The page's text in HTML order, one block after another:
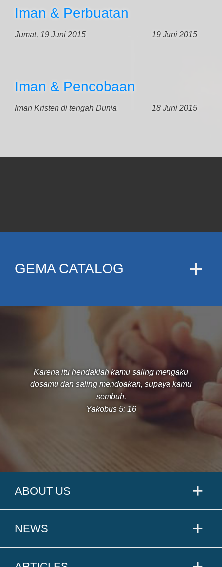
Iman & Perbuatan
Jumat, 19 Juni 2015 19 Juni 2015
Iman & Pencobaan
Iman Kristen di tengah Dunia 18 Juni 2015
GEMA CATALOG
Karena itu hendaklah kamu saling mengaku
dosamu dan saling mendoakan, supaya kamu
sembuh.
Yakobus 5: 16
ABOUT US
NEWS